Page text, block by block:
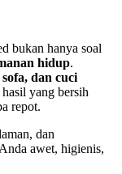
bukan hanya soal
hidup.
dan cuci
yang bersih
repot.
dan
awet, higienis,